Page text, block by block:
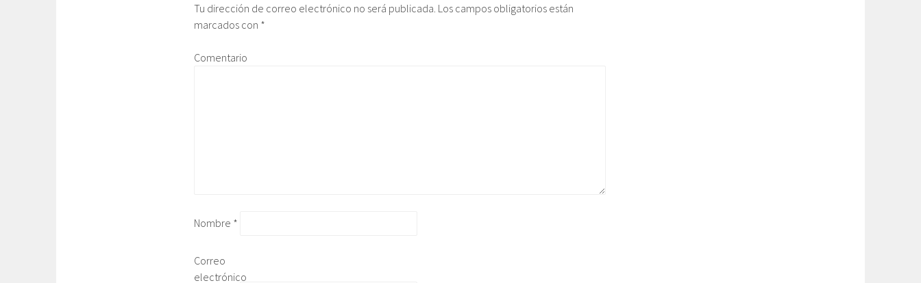
Tu dirección de correo electrónico no será publicada. Los campos obligatorios están
marcados con *
Comentario
Nombre *
Correo
electrónico